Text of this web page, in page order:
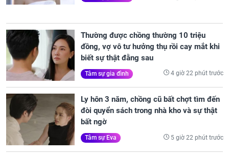
Thường được chồng thường 10 triệu
đồng, vợ vô tư hưởng thụ rồi cay mắt khi
biết sự thật đằng sau
Tâm sự gia đình 4 giờ 22 phút trước
Ly hôn 3 năm, chồng cũ bất chợt tìm đến
đòi quyển sách trong nhà kho và sự thật
bất ngờ
Tâm sự Eva 5 giờ 22 phút trước